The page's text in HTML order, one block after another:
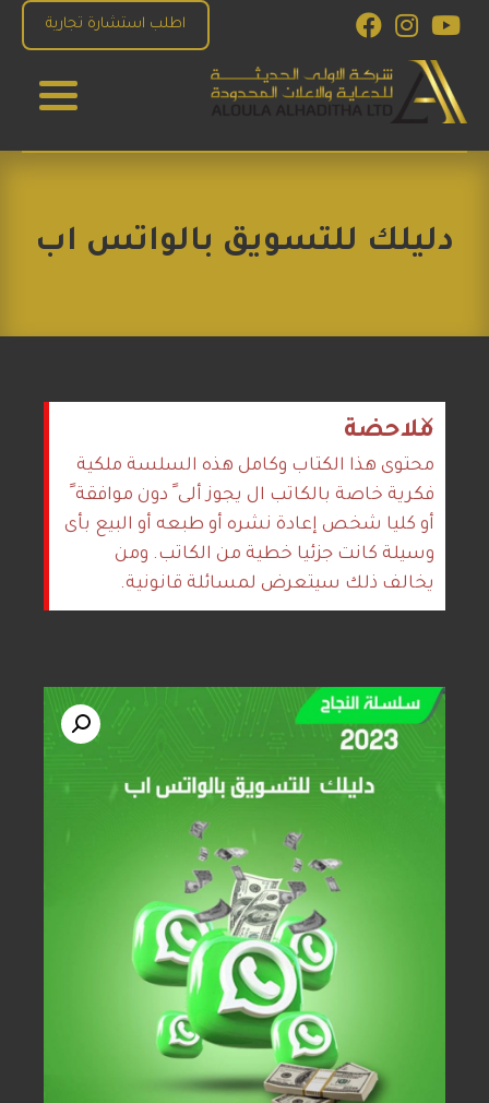
اطلب استشارة تجارية
دليلك للتسويق بالواتس اب
ملاحضة
محتوى هذا الكتاب وكامل هذه السلسة ملكية
فكرية خاصة بالكاتب ال يجوز ألى ً دون موافقة ً
أو كليا شخص إعادة نشره أو طبعه أو البيع بأى
وسيلة كانت جزئيا خطية من الكاتب. ومن
يخالف ذلك سيتعرض لمسائلة قانونية.
×